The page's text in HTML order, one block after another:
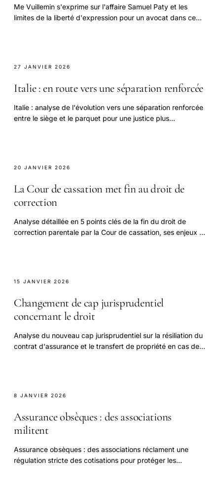
Me Vuillemin s'exprime sur l'affaire Samuel Paty et les
limites de la liberté d'expression pour un avocat dans ce
27 JANVIER 2026
Italie : en route vers une séparation renforcée
Italie : analyse de l'évolution vers une séparation renforcée
entre le siège et le parquet pour une justice plus
20 JANVIER 2026
La Cour de cassation met fin au droit de
correction
Analyse détaillée en 5 points clés de la fin du droit de
correction parentale par la Cour de cassation, ses enjeux et
15 JANVIER 2026
Changement de cap jurisprudentiel
concernant le droit
Analyse du nouveau cap jurisprudentiel sur la résiliation du
contrat d'assurance et le transfert de propriété en cas de
8 JANVIER 2026
Assurance obsèques : des associations
militent
Assurance obsèques : des associations réclament une
régulation stricte des cotisations pour protéger les